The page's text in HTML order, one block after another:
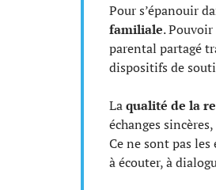
Pour s’épanouir
familiale.
parental partagé
dispositifs de
Laqualité de la
échanges
Ce ne sont pas
à écouter, à